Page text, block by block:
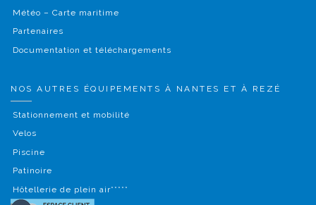
Météo – Carte maritime
Partenaires
Documentation et téléchargements
NOS AUTRES ÉQUIPEMENTS À NANTES ET À REZÉ
Stationnement et mobilité
Velos
Piscine
Patinoire
Hôtellerie de plein air*****